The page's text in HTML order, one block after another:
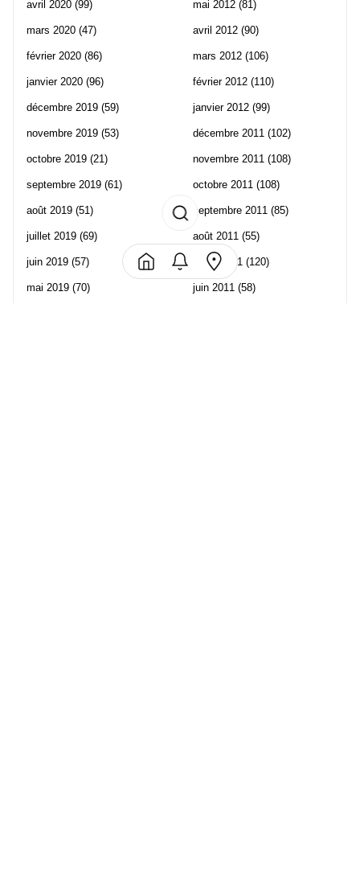
avril 2020 (99)
mars 2020 (47)
février 2020 (86)
janvier 2020 (96)
décembre 2019 (59)
novembre 2019 (53)
octobre 2019 (21)
septembre 2019 (61)
août 2019 (51)
juillet 2019 (69)
juin 2019 (57)
mai 2019 (70)
mai 2012 (81)
avril 2012 (90)
mars 2012 (106)
février 2012 (110)
janvier 2012 (99)
décembre 2011 (102)
novembre 2011 (108)
octobre 2011 (108)
septembre 2011 (85)
août 2011 (55)
juillet 2011 (120)
juin 2011 (58)